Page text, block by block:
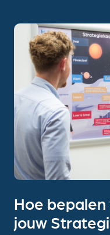
Hoe bepalen
jouw